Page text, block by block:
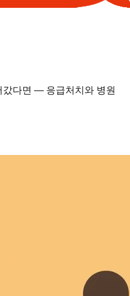
갔다면 — 응급처치와 병원